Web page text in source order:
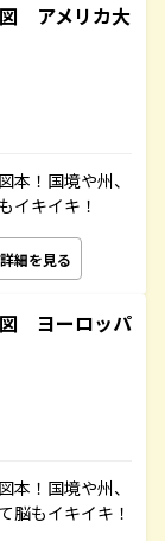
アメリカ大
本！国境や州、
イキイキ！
詳細を見る
ヨーロッパ
本！国境や州、
脳もイキイキ！